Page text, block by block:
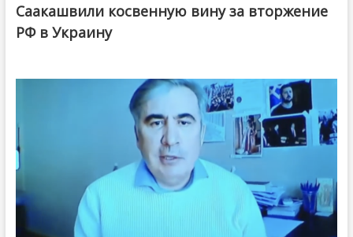
Саакашвили косвенную вину за вторжение
РФ в Украину